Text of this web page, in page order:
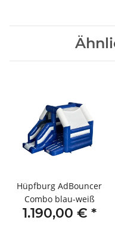
Hüpfburg AdBouncer
Combo blau-weiß
1.190,00 € *